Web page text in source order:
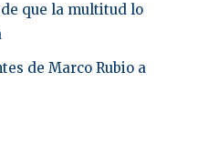
que la multitud lo
de Marco Rubio a